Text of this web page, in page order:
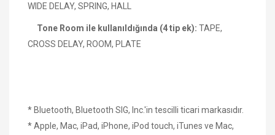
WIDE DELAY, SPRING, HALL
Tone Room ile kullanıldığında (4 tip ek): TAPE,
CROSS DELAY, ROOM, PLATE
* Bluetooth, Bluetooth SIG, Inc.'in tescilli ticari markasıdır.
* Apple, Mac, iPad, iPhone, iPod touch, iTunes ve Mac,